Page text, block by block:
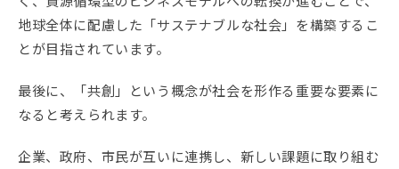
地球全体に配慮した「サステナブルな社会」を構築するこ
とが目指されています。
最後に、「共創」という概念が社会を形作る重要な要素に
なると考えられます。
企業、政府、市民が互いに連携し、新しい課題に取り組む